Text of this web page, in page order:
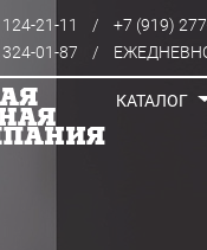
21-11 / +7 (919)
01-87
/
КАТАЛОГ